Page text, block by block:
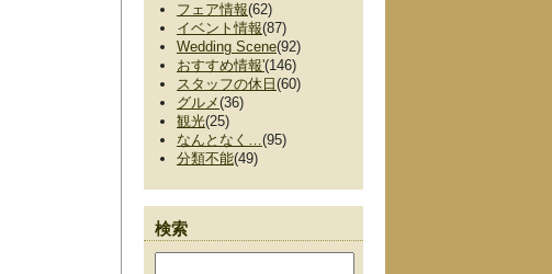
フェア情報(62)
イベント情報(87)
Wedding Scene(92)
おすすめ情報'(146)
スタッフの休日 (60)
グルメ(36)
観光(25)
なんとなく…(95)
分類不能(49)
検索